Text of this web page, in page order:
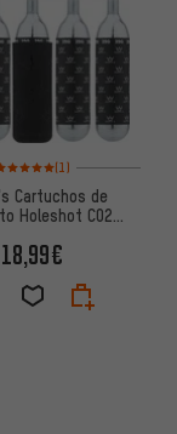
media: 5 de 5
(1)
Cartuchos de
Holeshot CO2
18,99€